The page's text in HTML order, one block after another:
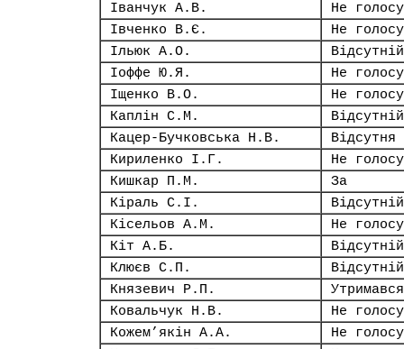
Іванчук А.В.
Не
Івченко В.Є.
Не
Ільюк А.О.
Відсутній
Іоффе Ю.Я.
Не
Іщенко В.О.
Не
Каплін С.М.
Відсутній
Кацер-Бучковська Н.В.
Відсутня
Кириленко І.Г.
Не
Кишкар П.М.
За
Кіраль С.І.
Відсутній
Кісельов А.М.
Не
Кіт А.Б.
Відсутній
Клюєв С.П.
Відсутній
Князевич Р.П.
Утримався
Ковальчук Н.В.
Не
Кожем’якін А.А.
Не